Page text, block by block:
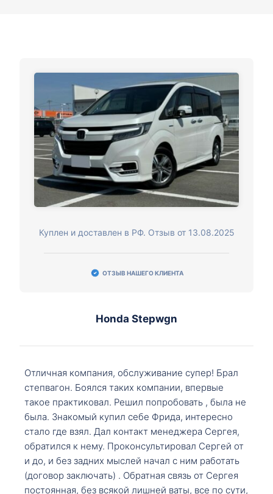
Куплен и доставлен в РФ. Отзыв от 13.08.2025
ОТЗЫВ НАШЕГО КЛИЕНТА
Honda Stepwgn
Отличная компания, обслуживание супер! Брал
степвагон. Боялся таких компании, впервые
такое практиковал. Решил попробовать , была не
была. Знакомый купил себе Фрида, интересно
стало где взял. Дал контакт менеджера Сергея,
обратился к нему. Проконсультировал Сергей от
и до, и без задних мыслей начал с ним работать
(договор заключать) . Обратная связь от Сергея
постоянная, без всякой лишней ваты, все по сути,